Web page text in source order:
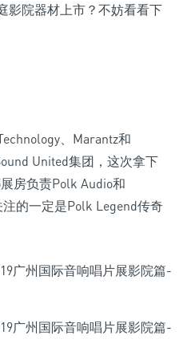
影院器材上市？不妨看看下
、Marantz和
United集团，这次拿下
房负责Polk Audio和
的一定是Polk Legend传奇